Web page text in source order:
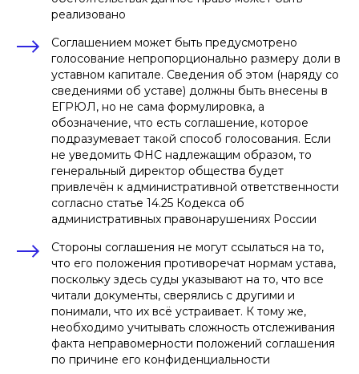
реализовано
Соглашением может быть предусмотрено
голосование непропорционально размеру доли в
уставном капитале. Сведения об этом (наряду со
сведениями об уставе) должны быть внесены в
ЕГРЮЛ, но не сама формулировка, а
обозначение, что есть соглашение, которое
подразумевает такой способ голосования. Если
не уведомить ФНС надлежащим образом, то
генеральный директор общества будет
привлечён к административной ответственности
согласно статье 14.25 Кодекса об
административных правонарушениях России
Стороны соглашения не могут ссылаться на то,
что его положения противоречат нормам устава,
поскольку здесь суды указывают на то, что все
читали документы, сверялись с другими и
понимали, что их всё устраивает. К тому же,
необходимо учитывать сложность отслеживания
факта неправомерности положений соглашения
по причине его конфиденциальности